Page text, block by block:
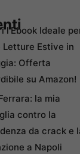
l’Ebook Ideale
Letture Estive in
Offerta
su Amazon!
la mia
contro la
da crack e
a Napoli